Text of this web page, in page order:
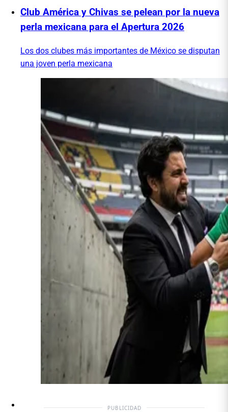
Club América y Chivas se pelean por la nueva
perla mexicana para el Apertura 2026
Los dos clubes más importantes de México se disputan
una joven perla mexicana
PUBLICIDAD